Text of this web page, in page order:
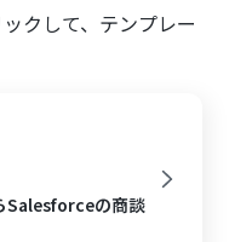
クして、テンプレー
Salesforceの商談